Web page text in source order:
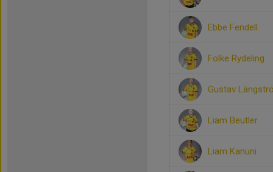
Ebbe Fendell
Folke Rydeling
Gustav
Liam Beutler
Liam Kanuni